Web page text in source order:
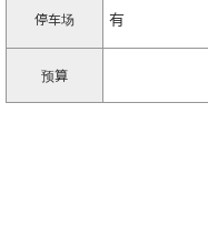
停车场 有
预算